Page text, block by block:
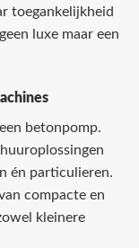
toegankelijkheid
luxe maar een
betonpomp.
én particulieren.
compacte en
kleinere